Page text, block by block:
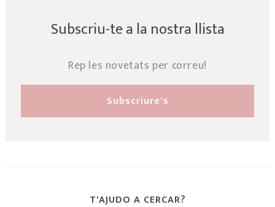
Subscriu-te a la nostra llista
Rep les novetats per correu!
T'AJUDO A CERCAR?